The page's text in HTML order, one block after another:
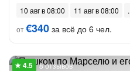
10 авг в 08:00
11 авг в 08:00
от€340 за всё до 6 чел.
8 отзывов